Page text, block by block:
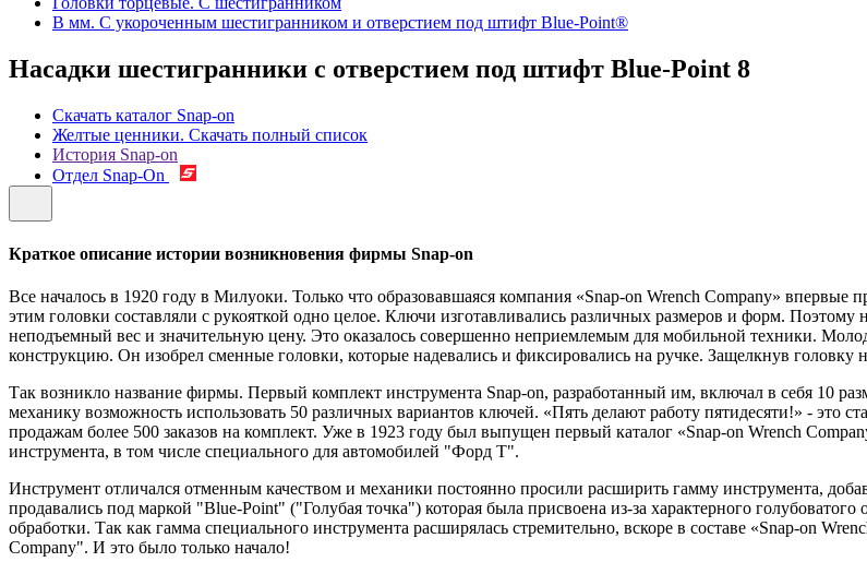
В мм. С укороченным шестигранником и отверстием под штифт Blue-Point®
Насадки шестигранники с отверстием под штифт Blue-Point 8
Скачать каталог Snap-on
Желтые ценники. Скачать полный список
История Snap-on
Отдел Snap-On
Краткое описание истории возникновения фирмы Snap-on
Все началось в 1920 году в Милуоки. Только что образовавшаяся компания «Snap-on Wrench Company»
этим головки составляли с рукояткой одно целое. Ключи изготавливались различных размеров и форм.
неподъемный вес и значительную цену. Это оказалось совершенно неприемлемым для мобильной техники.
конструкцию. Он изобрел сменные головки, которые надевались и фиксировались на ручке. Защелкнув
Так возникло название фирмы. Первый комплект инструмента Snap-on, разработанный им, включал в себя 10
механику возможность использовать 50 различных вариантов ключей. «Пять делают работу пятидесяти!» - это
продажам более 500 заказов на комплект. Уже в 1923 году был выпущен первый каталог «Snap-on Wrench
инструмента, в том числе специального для автомобилей "Форд Т".
Инструмент отличался отменным качеством и механики постоянно просили расширить гамму инструмента,
продавались под маркой "Blue-Point" ("Голубая точка") которая была присвоена из-за характерного голубоватого
обработки. Так как гамма специального инструмента расширялась стремительно, вскоре в составе «Snap-on
Company". И это было только начало!